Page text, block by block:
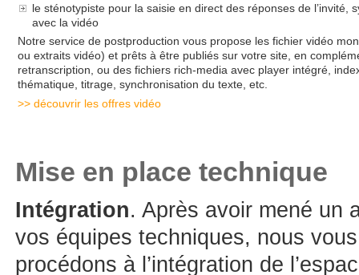
le sténotypiste pour la saisie en direct des réponses de l’invité,
avec la vidéo
Notre service de postproduction vous propose les fichier vidéo
ou extraits vidéo) et prêts à être publiés sur votre site, en
retranscription, ou des fichiers rich-media avec player intégré,
thématique, titrage, synchronisation du texte, etc.
>> découvrir les offres vidéo
Mise en place technique
Intégration. Après avoir mené un
vos équipes techniques, nous
procédons à l’intégration de